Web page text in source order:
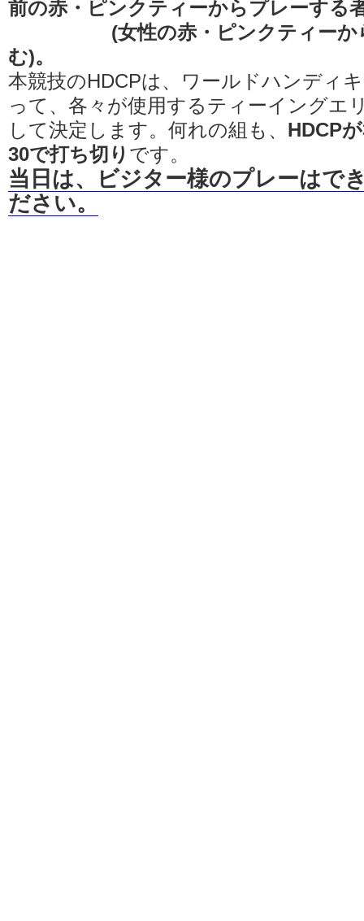
前の赤・ピンクティーからプレーする
(女性の赤・ピンクティーから
む)。
本競技のHDCPは、ワールドハンディ
って、各々が使用するティーイングエ
して決定します。何れの組も、 HDCP
30で打ち切り です。
当日は、ビジター様のプレーはで
ださい。